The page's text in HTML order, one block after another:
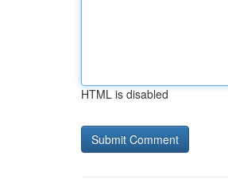
HTML is disabled